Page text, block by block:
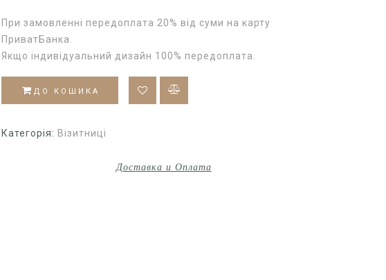
При замовленні передоплата 20% від суми на карту
ПриватБанка.
Якщо індивідуальний дизайн 100% передоплата.
ДО КОШИКА
Категорія: Візитниці
Доставка и Оплата